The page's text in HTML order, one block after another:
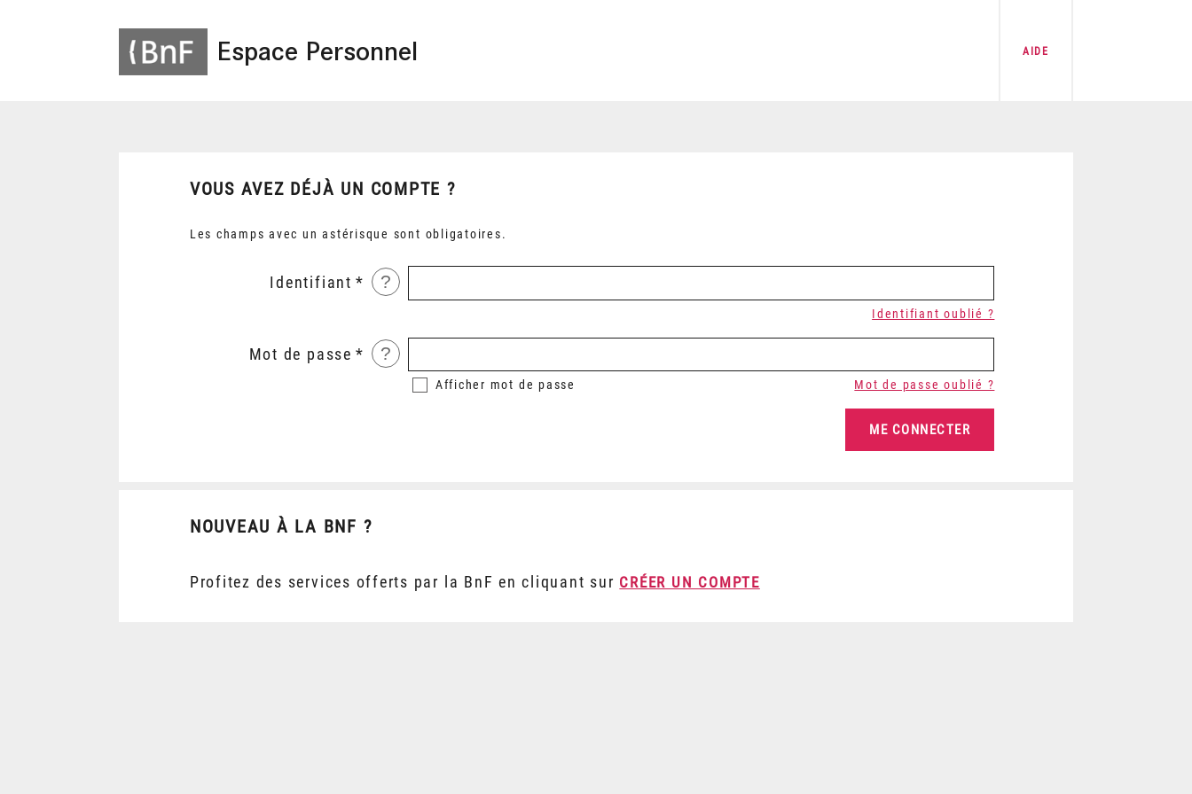
Espace Personnel AIDE
VOUS AVEZ DÉJÀ UN COMPTE ?
Les champs avec un astérisque sont obligatoires.
Identifiant ?
Identifiant oublié ?
Mot de passe ?
Afficher mot de passe Mot de passe oublié ?
NOUVEAU À LA BNF ?
Profitez des services offerts par la BnF en cliquant sur CRÉER UN COMPTE